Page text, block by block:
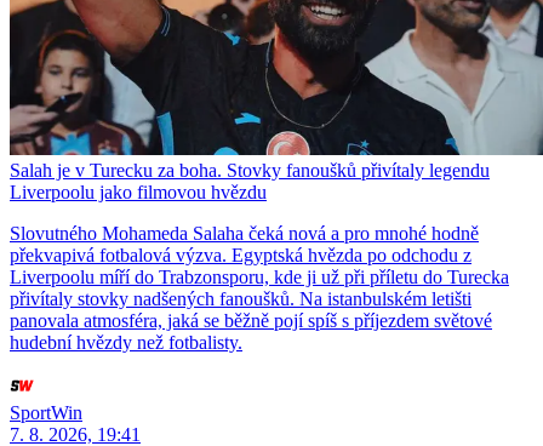
Salah je v Turecku za boha. Stovky fanoušků přivítaly legendu
Liverpoolu jako filmovou hvězdu
Slovutného Mohameda Salaha čeká nová a pro mnohé hodně
překvapivá fotbalová výzva. Egyptská hvězda po odchodu z
Liverpoolu míří do Trabzonsporu, kde ji už při příletu do Turecka
přivítaly stovky nadšených fanoušků. Na istanbulském letišti
panovala atmosféra, jaká se běžně pojí spíš s příjezdem světové
hudební hvězdy než fotbalisty.
SportWin
7. 8. 2026, 19:41